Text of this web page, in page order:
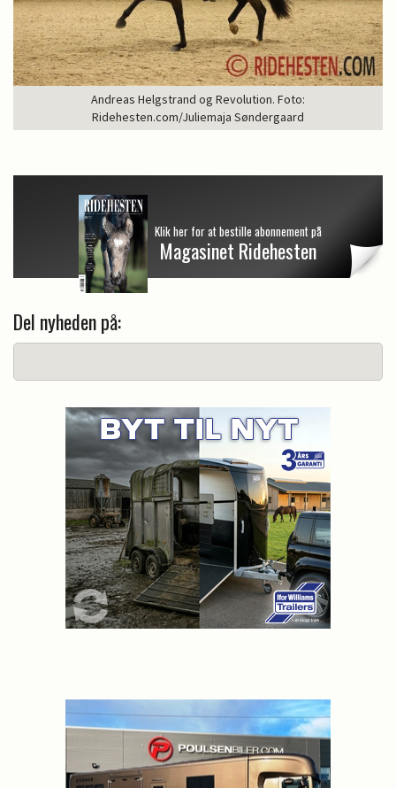
Andreas Helgstrand og Revolution. Foto:
Ridehesten.com/Juliemaja Søndergaard
Klik her for at bestille abonnement på
Magasinet Ridehesten
Del nyheden på: